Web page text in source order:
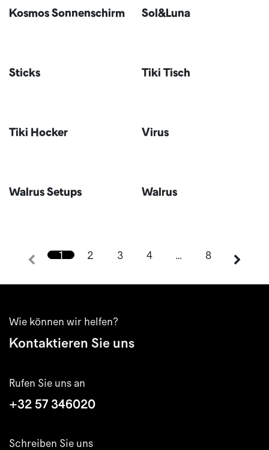
Kosmos Sonnenschirm Sol&Luna
Sticks Tiki Tisch
Tiki Hocker Virus
Walrus Setups Walrus
1 2 3 4 … 8
Wie können wir helfen?
Kontaktieren Sie uns
Rufen Sie uns an
+32 57 346020
Schreiben Sie uns